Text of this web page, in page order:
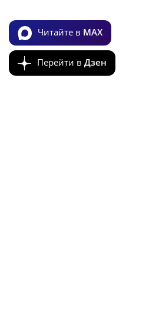
Читайте в MAX
Перейти в Дзен